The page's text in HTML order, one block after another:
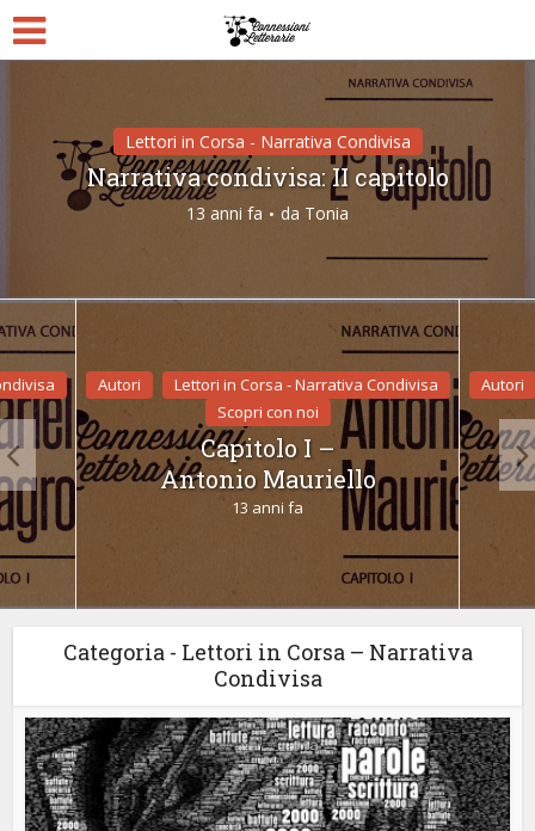
Lettori in Corsa - Narrativa Condivisa
Narrativa condivisa: II capitolo
13 anni fa da Tonia
Autori
Lettori in Corsa - Narrativa Condivisa
Scopri con noi
Capitolo I –
Antonio Mauriello
13 anni fa
Autori
Categoria - Lettori in Corsa – Narrativa
Condivisa